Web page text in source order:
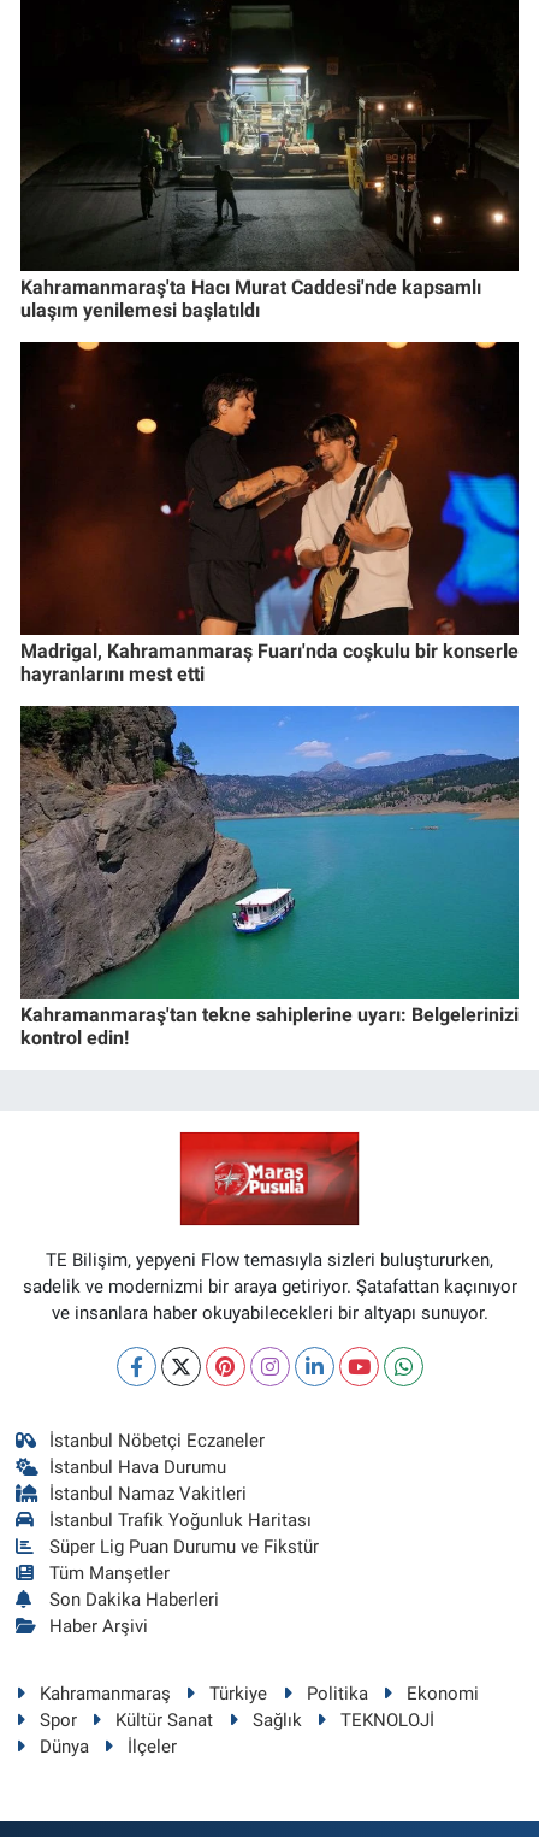
Kahramanmaraş'ta Hacı Murat Caddesi'nde kapsamlı
ulaşım yenilemesi başlatıldı
Madrigal, Kahramanmaraş Fuarı'nda coşkulu bir konserle
hayranlarını mest etti
Kahramanmaraş'tan tekne sahiplerine uyarı: Belgelerinizi
kontrol edin!
TE Bilişim, yepyeni Flow temasıyla sizleri buluştururken,
sadelik ve modernizmi bir araya getiriyor. Şatafattan kaçınıyor
ve insanlara haber okuyabilecekleri bir altyapı sunuyor.
İstanbul Nöbetçi Eczaneler
İstanbul Hava Durumu
İstanbul Namaz Vakitleri
İstanbul Trafik Yoğunluk Haritası
Süper Lig Puan Durumu ve Fikstür
Tüm Manşetler
Son Dakika Haberleri
Haber Arşivi
Kahramanmaraş Türkiye Politika
Ekonomi
Spor
Kültür Sanat Sağlık
TEKNOLOJİ
Dünya
İlçeler